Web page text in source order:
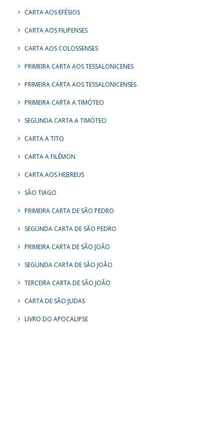
CARTA AOS EFÉSIOS
CARTA AOS FILIPENSES
CARTA AOS COLOSSENSES
PRIMEIRA CARTA AOS TESSALONICENES
PRIMEIRA CARTA AOS TESSALONICENSES
PRIMEIRA CARTA A TIMÓTEO
SEGUNDA CARTA A TIMÓTEO
CARTA A TITO
CARTA A FILÊMON
CARTA AOS HEBREUS
SÃO TIAGO
PRIMEIRA CARTA DE SÃO PEDRO
SEGUNDA CARTA DE SÃO PEDRO
PRIMEIRA CARTA DE SÃO JOÃO
SEGUNDA CARTA DE SÃO JOÃO
TERCEIRA CARTA DE SÃO JOÃO
CARTA DE SÃO JUDAS
LIVRO DO APOCALIPSE